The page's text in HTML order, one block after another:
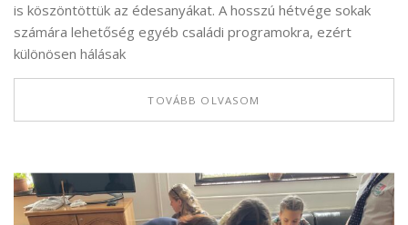
is köszöntöttük az édesanyákat. A hosszú hétvége sokak
számára lehetőség egyéb családi programokra, ezért
különösen hálásak
TOVÁBB OLVASOM